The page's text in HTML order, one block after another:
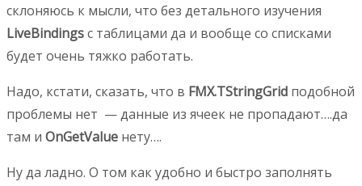
склоняюсь к мысли, что без детального изучения
LiveBindingsс таблицами да и вообще со списками
будет очень тяжко работать.
Надо, кстати, сказать, что в FMX.TStringGrid подобной
проблемы нет — данные из ячеек не пропадают….да
там и OnGetValue нету….
Ну да ладно. О том как удобно и быстро заполнять